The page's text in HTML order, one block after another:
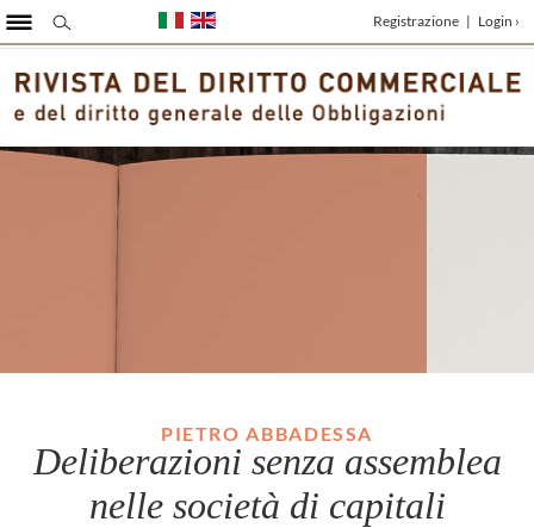
PIETRO ABBADESSA
Deliberazioni senza assemblea
nelle società di capitali
Registrazione | Login ›